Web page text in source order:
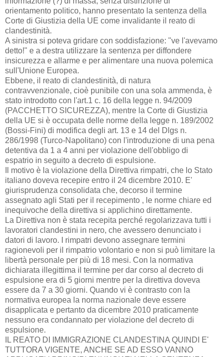
orientamento politico, hanno presentato la sentenza della
Corte di Giustizia della UE come invalidante il reato di
clandestinità.
A sinistra si poteva gridare con soddisfazione: "ve l'avevamo
detto!" e a destra utilizzare la sentenza per diffondere
insicurezza e allarme e per alimentare una nuova polemica
sull'Unione Europea.
Ebbene, il reato di clandestinità, di natura
contravvenzionale, cioè punibile con una sola ammenda, è
stato introdotto con l'art.1 c. 16 della legge n. 94/2009
(PACCHETTO SICUREZZA), mentre la Corte di Giustizia
della UE si è occupata delle norme della legge n. 189/2002
(Bossi-Fini) di modifica degli art. 13 e 14 del Dlgs n.
286/1998 (Turco-Napolitano) con l'introduzione di una pena
detentiva da 1 a 4 anni per violazione dell'obbligo di
espatrio in seguito a decreto di espulsione.
Il motivo è la violazione della Direttiva rimpatri, che lo Stato
italiano doveva recepire entro il 24 dicembre 2010. E'
giurisprudenza consolidata che, decorso il termine
assegnato agli Stati per il recepimento , le norme chiare ed
inequivoche della direttiva si applichino direttamente.
La Direttiva non è stata recepita perché regolarizzava tutti i
lavoratori clandestini in nero, che avessero denunciato i
datori di lavoro. I rimpatri devono assegnare termini
ragionevoli per il rimpatrio volontario e non si può limitare la
libertà personale per più di 18 mesi. Con la normativa
dichiarata illegittima il termine per dar corso al decreto di
espulsione era di 5 giorni mentre per la direttiva doveva
essere da 7 a 30 giorni. Quando vi è contrasto con la
normativa europea la norma nazionale deve essere
disapplicata e pertanto da dicembre 2010 praticamente
nessuno era condannato per violazione del decreto di
espulsione.
IL REATO DI IMMIGRAZIONE CLANDESTINA QUINDI E'
TUTTORA VIGENTE, ANCHE SE AD ESSO VANNO